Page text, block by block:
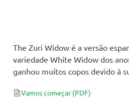
The Zuri Widow é a versão
variedade White Widow dos
ganhou muitos copos devido à
Ótimo para configurações
em meios hidropônicos.
Vamos começar (PDF)